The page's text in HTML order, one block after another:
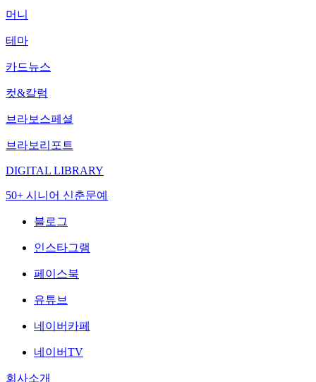
머니
테마
카드뉴스
컷&칼럼
브라보스페셜
브라보리포트
DIGITAL LIBRARY
50+ 시니어 신춘문예
블로그
인스타그램
페이스북
유튜브
네이버카페
네이버TV
회사소개